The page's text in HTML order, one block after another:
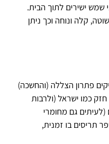
שמש ישירים לתוך הבית.
קלה ונוחה וכך ניתן
פתרון הצללה (והחשכה)
כמו ישראל (ולרבות
(לעיתים גם מחומרי
תריסים בו זמנית,